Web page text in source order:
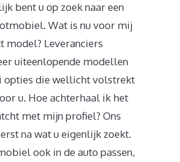
bent u op zoek naar een
Wat is nu voor mij
model? Leveranciers
uiteenlopende modellen
opties die wellicht volstrekt
u. Hoe achterhaal ik het
met mijn profiel? Ons
na wat u eigenlijk zoekt.
ook in de auto passen,